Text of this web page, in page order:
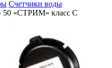
Счетчики воды
«СТРИМ» класс С